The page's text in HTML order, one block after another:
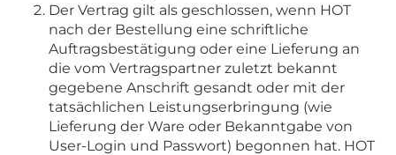
Der Vertrag gilt als geschlossen, wenn HOT
nach der Bestellung eine schriftliche
Auftragsbestätigung oder eine Lieferung an
die vom Vertragspartner zuletzt bekannt
gegebene Anschrift gesandt oder mit der
tatsächlichen Leistungserbringung (wie
Lieferung der Ware oder Bekanntgabe von
User-Login und Passwort) begonnen hat. HOT